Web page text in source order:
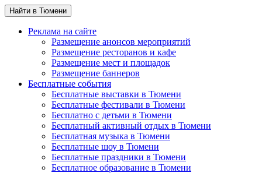
Найти в Тюмени
Реклама на сайте
Размещение анонсов мероприятий
Размещение ресторанов и кафе
Размещение мест и площадок
Размещение баннеров
Бесплатные события
Бесплатные выставки в Тюмени
Бесплатные фестивали в Тюмени
Бесплатно с детьми в Тюмени
Бесплатный активный отдых в Тюмени
Бесплатная музыка в Тюмени
Бесплатные шоу в Тюмени
Бесплатные праздники в Тюмени
Бесплатное образование в Тюмени